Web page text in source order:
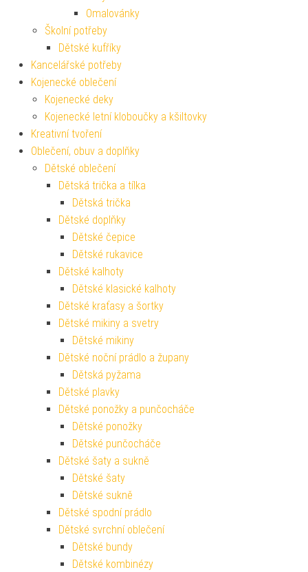
Omalovánky
Školní potřeby
Dětské kufříky
Kancelářské potřeby
Kojenecké oblečení
Kojenecké deky
Kojenecké letní kloboučky a kšiltovky
Kreativní tvoření
Oblečení, obuv a doplňky
Dětské oblečení
Dětská trička a tílka
Dětská trička
Dětské doplňky
Dětské čepice
Dětské rukavice
Dětské kalhoty
Dětské klasické kalhoty
Dětské kraťasy a šortky
Dětské mikiny a svetry
Dětské mikiny
Dětské noční prádlo a župany
Dětská pyžama
Dětské plavky
Dětské ponožky a punčocháče
Dětské ponožky
Dětské punčocháče
Dětské šaty a sukně
Dětské šaty
Dětské sukně
Dětské spodní prádlo
Dětské svrchní oblečení
Dětské bundy
Dětské kombinézy